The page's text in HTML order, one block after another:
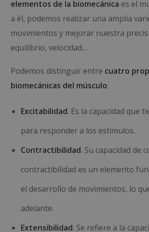
elementos de la biomecánica es el
a él, podemos realizar una amplia
movimientos y mejorar nuestra
equilibrio, velocidad…
Podemos distinguir entre cuatro
biomecánicas del músculo:
Excitabilidad. Es la capacidad que
para responder a los estímulos.
Contractibilidad. Su capacidad de
contractibilidad es un elemento
el desarrollo de movimientos, lo
adelante.
Extensibilidad. Se refiere a la